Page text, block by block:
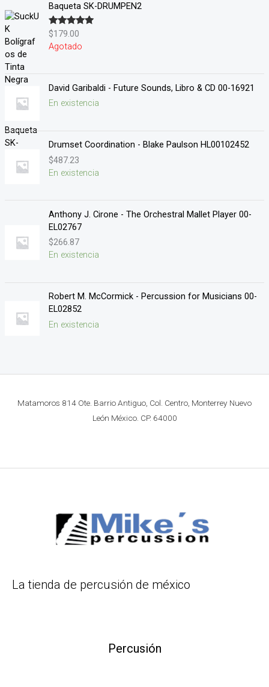
Baqueta SK-DRUMPEN2
Valorado en
5.00 de 5
$179.00
Agotado
David Garibaldi - Future Sounds, Libro & CD 00-16921
En existencia
Drumset Coordination - Blake Paulson HL00102452
$487.23
En existencia
Anthony J. Cirone - The Orchestral Mallet Player 00-
EL02767
$266.87
En existencia
Robert M. McCormick - Percussion for Musicians 00-
EL02852
En existencia
Matamoros 814 Ote. Barrio Antiguo, Col. Centro, Monterrey Nuevo
León México. CP. 64000
La tienda de percusión de méxico
Percusión